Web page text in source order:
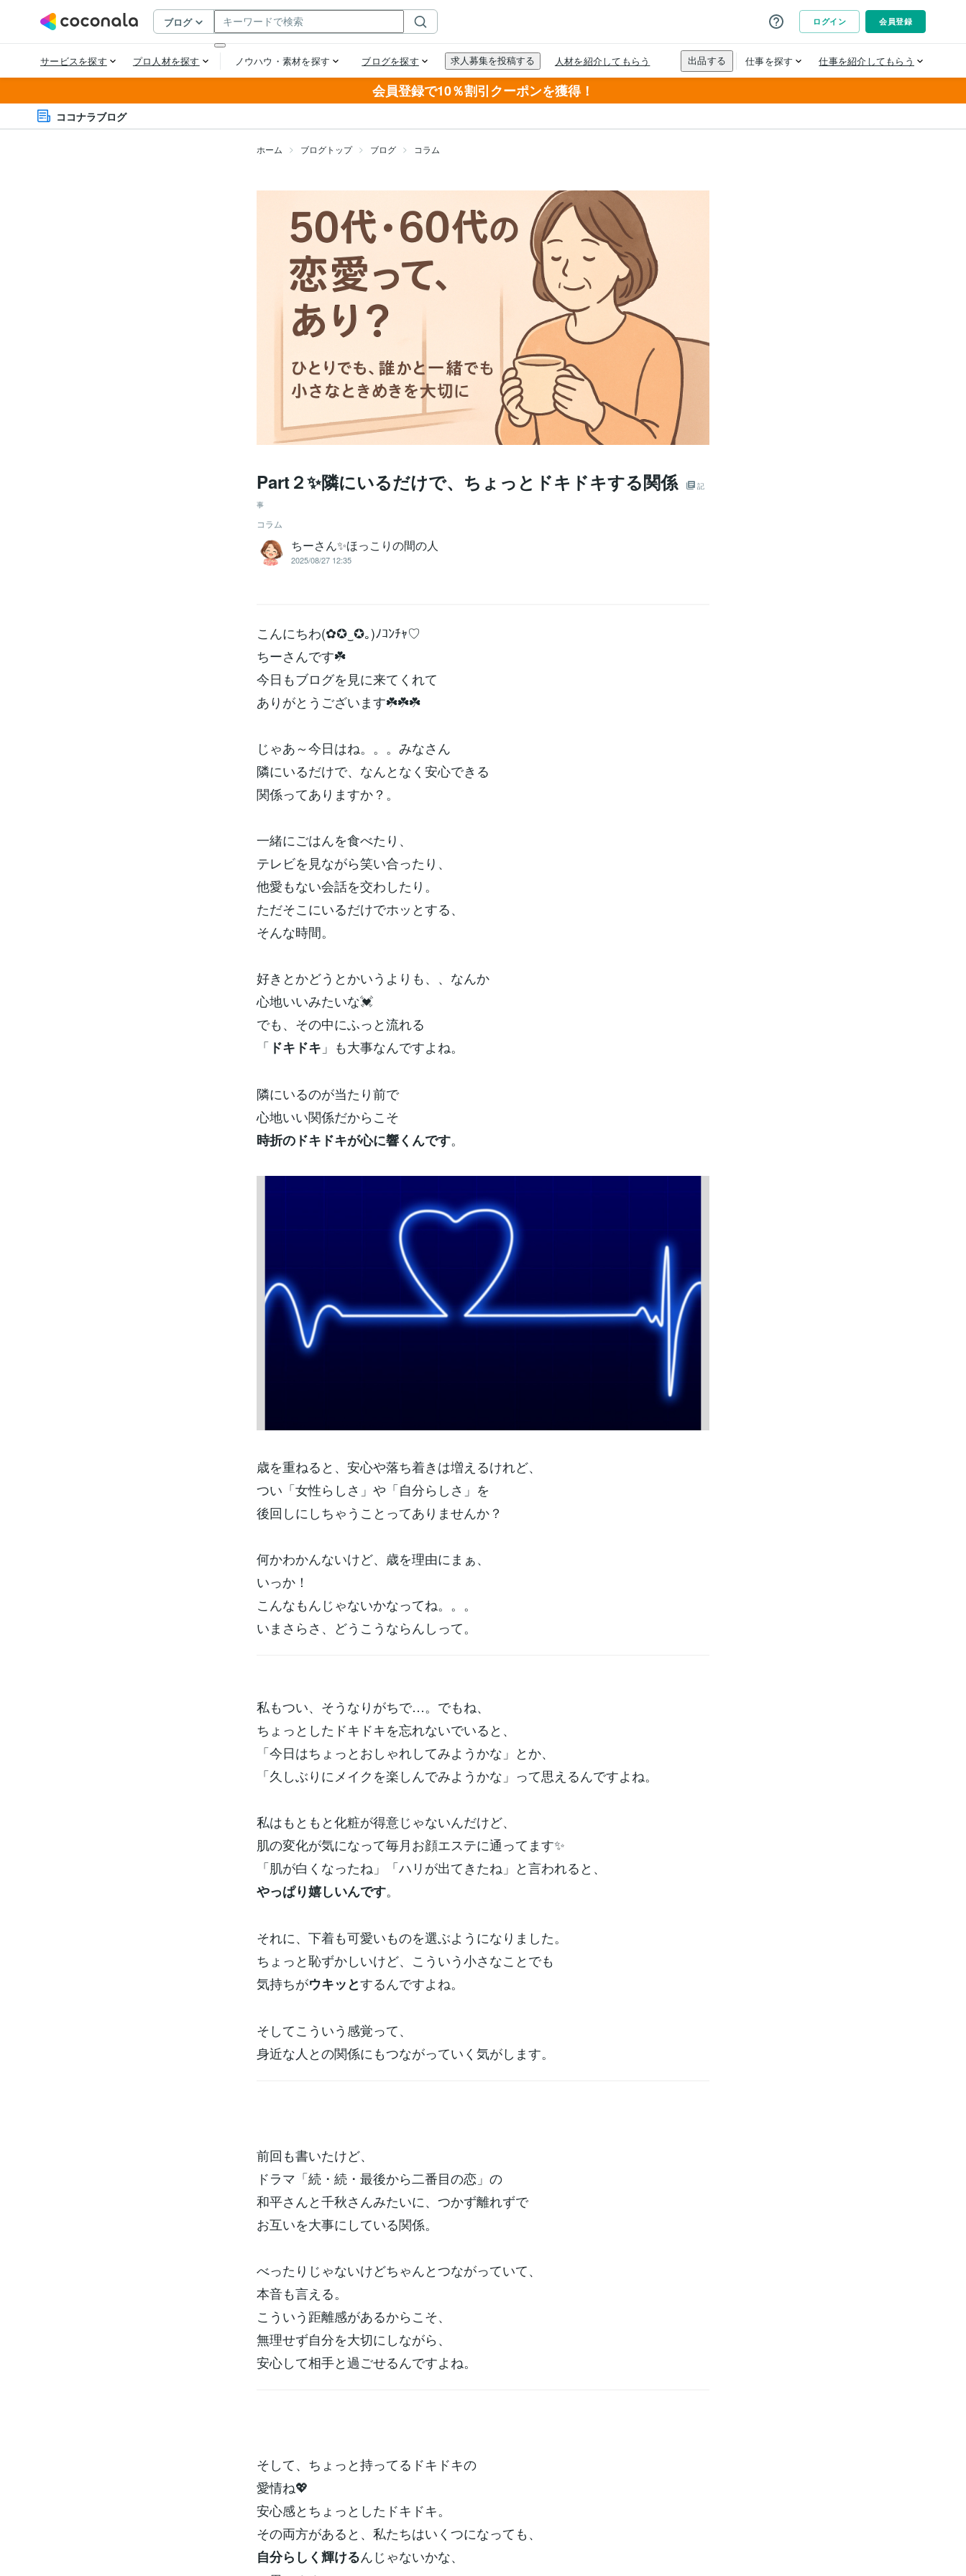
会員登録で10％割引クーポンを獲得！
ココナラブログ
ホーム ブログトップ ブログ コラム
Part２✨隣にいるだけで、ちょっとドキドキする関係
記
事
コラム
ちーさん✨ほっこりの間の人
2025/08/27 12:35
こんにちわ(✿✪‿✪｡)ﾉｺﾝﾁｬ♡
ちーさんです☘️
今日もブログを見に来てくれて
ありがとうございます☘️☘️☘️
じゃあ～今日はね。。。みなさん
隣にいるだけで、なんとなく安心できる
関係ってありますか？。
一緒にごはんを食べたり、
テレビを見ながら笑い合ったり、
他愛もない会話を交わしたり。
ただそこにいるだけでホッとする、
そんな時間。
好きとかどうとかいうよりも、、なんか
心地いいみたいな💓
でも、その中にふっと流れる
「 ドキドキ 」も大事なんですよね。
隣にいるのが当たり前で
心地いい関係だからこそ
時折のドキドキが心に響くんです。
歳を重ねると、安心や落ち着きは増えるけれど、
つい「女性らしさ」や「自分らしさ」を
後回しにしちゃうことってありませんか？
何かわかんないけど、歳を理由にまぁ、
いっか！
こんなもんじゃないかなってね。。。
いまさらさ、どうこうならんしって。
私もつい、そうなりがちで…。でもね、
ちょっとしたドキドキを忘れないでいると、
「今日はちょっとおしゃれしてみようかな」とか、
「久しぶりにメイクを楽しんでみようかな」って思えるんですよね。
私はもともと化粧が得意じゃないんだけど、
肌の変化が気になって毎月お顔エステに通ってます✨
「肌が白くなったね」「ハリが出てきたね」と言われると、
やっぱり嬉しいんです。
それに、下着も可愛いものを選ぶようになりました。
ちょっと恥ずかしいけど、こういう小さなことでも
気持ちがウキッとするんですよね。
そしてこういう感覚って、
身近な人との関係にもつながっていく気がします。
前回も書いたけど、
ドラマ「続・続・最後から二番目の恋」の
和平さんと千秋さんみたいに、つかず離れずで
お互いを大事にしている関係。
べったりじゃないけどちゃんとつながっていて、
本音も言える。
こういう距離感があるからこそ、
無理せず自分を大切にしながら、
安心して相手と過ごせるんですよね。
そして、ちょっと持ってるドキドキの
愛情ね💖
安心感とちょっとしたドキドキ。
その両方があると、私たちはいくつになっても、
自分らしく輝けるんじゃないかな、